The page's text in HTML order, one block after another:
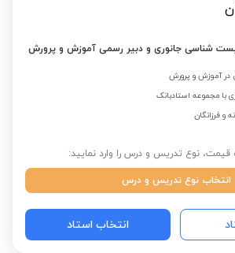
شناسی جانوری و دبیر رسمی آموزش و پرورش
با مجموعه استادبانک
و فرزانگان
قیمت، نوع تدریس و درس را وارد نمایید:
انتخاب نوع تدریس و درس
انتخاب استاد